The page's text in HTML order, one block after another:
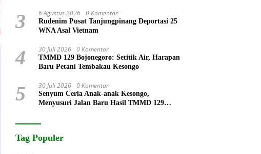
3 6 Agustus 2026 0 Komentar
Rudenim Pusat Tanjungpinang Deportasi 25
WNA Asal Vietnam
4 30 Juli 2026 0 Komentar
TMMD 129 Bojonegoro: Setitik Air, Harapan
Baru Petani Tembakau Kesongo
5 30 Juli 2026 0 Komentar
Senyum Ceria Anak-anak Kesongo,
Menyusuri Jalan Baru Hasil TMMD 129
Tag Populer